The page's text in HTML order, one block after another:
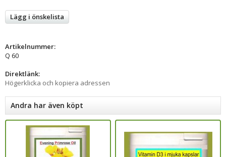
Lägg i önskelista
Artikelnummer:
Q 60
Direktlänk:
Högerklicka och kopiera adressen
Andra har även köpt